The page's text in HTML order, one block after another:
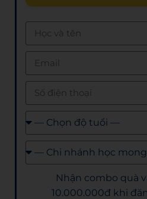
Nhận combo quà
10.000.000đ khi